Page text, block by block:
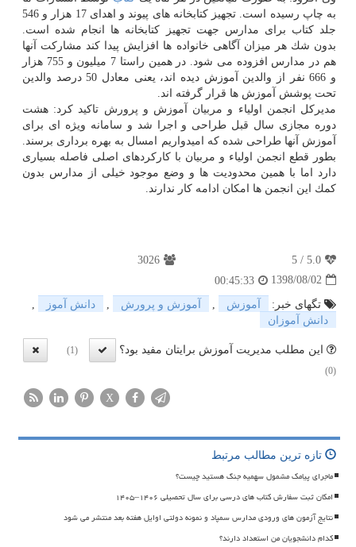
به چاپ رسیده است. تجهیز كتابخانه های پیوند و اهدای 17 هزار و 546
جلد كتاب برای مدارس جهت تجهیز كتابخانه ها انجام شده است.
بدون شك هر میزان آگاهی خانواده ها افزایش پیدا كند مشاركت آنها
هم در مدارس افزوده می شود. در همین راستا 7 میلیون و 755 هزار
و 666 نفر از والدین آموزش دیده اند، یعنی معادل 50 درصد والدین
تحت پوشش آموزش ها قرار گرفته اند.
مدیركل انجمن اولیاء و مربیان آموزش و پرورش تاكید كرد: هشت
دوره مجازی سال قبل طراحی و اجرا شد و سامانه ویژه ای برای
آموزش آنها طراحی شده كه امیدواریم امسال به بهره برداری برسند.
بطور قطع انجمن اولیاء و مربیان با كاركردهای اصلی فاصله بسیاری
دارد اما با همین محدودیت ها و وضع موجود خیلی از مدارس بدون
كمك این انجمن ها امكان ادامه كار ندارند.
5.0
/
5
3026
1398/08/02
00:45:33
تگهای خبر:
آموزش , آموزش و پرورش , دانش آموز
,
دانش آموزان
این مطلب مدیریت آموزش برایتان مفید بود؟
(1)
(0)
X
تازه ترین مطالب مرتبط
ماجرای پیامک مشمول سهمیه جنگ هستید چیست؟
امکان ثبت سفارش کتاب های درسی برای سال تحصیلی ۱۴۰۶–۱۴۰۵
نتایج آزمون های ورودی مدارس سمپاد و نمونه دولتی اوایل هفته بعد منتشر می شود
کدام دانشجویان من استعداد دارند؟